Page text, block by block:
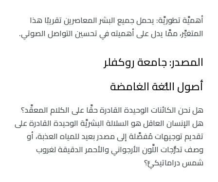
أهميَّة تطوريَّة: يحمل جميع البشر المعاصرين تقريبًا هذا
المتغيِّر، ممَّا يدل على أهميته في تحسين التواصل الصوتي.
المصدر: جامعة روكفلر
أصول اللُّغة الغامضة
هل نحن الكائنات الوحيدة القادرة حقَّا على الكلام المعقَّد؟
هل الإنسان العاقل هو السلالة البشريَّة الوحيدة القادرة على
تقديم توجيهات مُفصَّلة إلى مصدر بعيد للمياه العذبة، أو
وصف تدرُّجات اللَّون الأرجواني والأحمر الدقيقة لغروب
شمس دراماتيكيٍّ؟